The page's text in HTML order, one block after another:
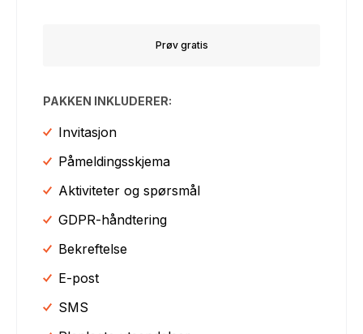
Prøv gratis
PAKKEN INKLUDERER:
Invitasjon
Påmeldingsskjema
Aktiviteter og spørsmål
GDPR-håndtering
Bekreftelse
E-post
SMS